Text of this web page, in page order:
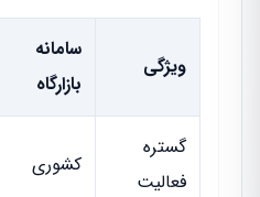
ویژگی
سامانه
بازارگاه
گستره
فعالیت
کشوری